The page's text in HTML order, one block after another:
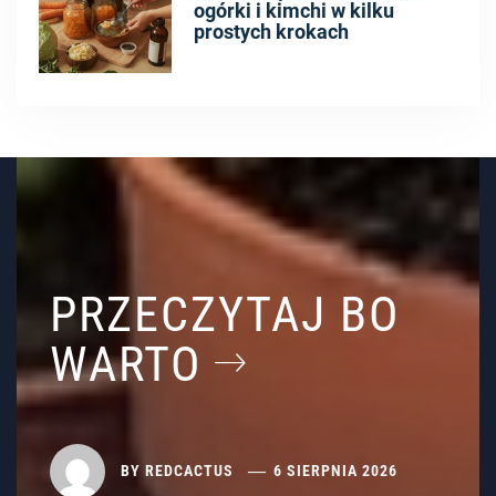
ogórki i kimchi w kilku
prostych krokach
PRZECZYTAJ BO
WARTO
BY REDCACTUS 6 SIERPNIA 2026